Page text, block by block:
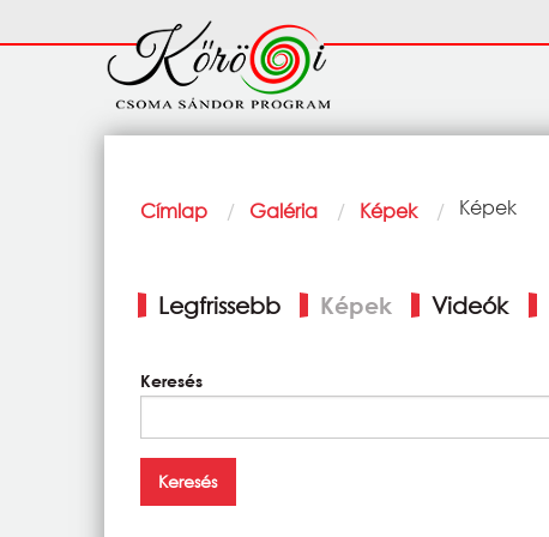
Fő
navigáció
Morzsa
Címlap Galéria Képek Current:
Képek
fülek
Legfrissebb Képek Videók
Keresés